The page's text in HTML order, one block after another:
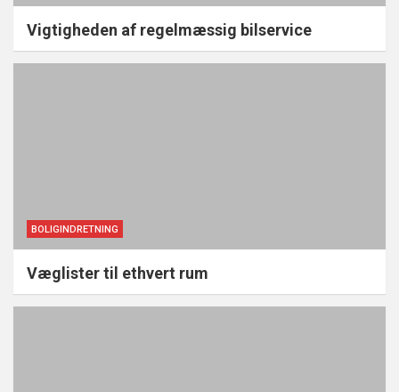
Vigtigheden af regelmæssig bilservice
BOLIGINDRETNING
Væglister til ethvert rum